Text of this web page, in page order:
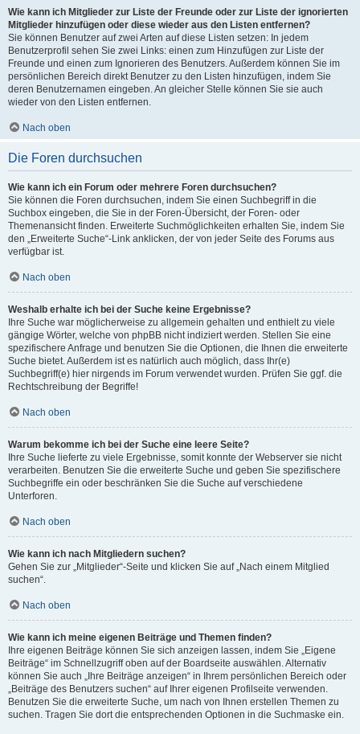
Wie kann ich Mitglieder zur Liste der Freunde oder zur Liste der ignorierten
Mitglieder hinzufügen oder diese wieder aus den Listen entfernen?
Sie können Benutzer auf zwei Arten auf diese Listen setzen: In jedem
Benutzerprofil sehen Sie zwei Links: einen zum Hinzufügen zur Liste der
Freunde und einen zum Ignorieren des Benutzers. Außerdem können Sie im
persönlichen Bereich direkt Benutzer zu den Listen hinzufügen, indem Sie
deren Benutzernamen eingeben. An gleicher Stelle können Sie sie auch
wieder von den Listen entfernen.
Nach oben
Die Foren durchsuchen
Wie kann ich ein Forum oder mehrere Foren durchsuchen?
Sie können die Foren durchsuchen, indem Sie einen Suchbegriff in die
Suchbox eingeben, die Sie in der Foren-Übersicht, der Foren- oder
Themenansicht finden. Erweiterte Suchmöglichkeiten erhalten Sie, indem Sie
den „Erweiterte Suche“-Link anklicken, der von jeder Seite des Forums aus
verfügbar ist.
Nach oben
Weshalb erhalte ich bei der Suche keine Ergebnisse?
Ihre Suche war möglicherweise zu allgemein gehalten und enthielt zu viele
gängige Wörter, welche von phpBB nicht indiziert werden. Stellen Sie eine
spezifischere Anfrage und benutzen Sie die Optionen, die Ihnen die erweiterte
Suche bietet. Außerdem ist es natürlich auch möglich, dass Ihr(e)
Suchbegriff(e) hier nirgends im Forum verwendet wurden. Prüfen Sie ggf. die
Rechtschreibung der Begriffe!
Nach oben
Warum bekomme ich bei der Suche eine leere Seite?
Ihre Suche lieferte zu viele Ergebnisse, somit konnte der Webserver sie nicht
verarbeiten. Benutzen Sie die erweiterte Suche und geben Sie spezifischere
Suchbegriffe ein oder beschränken Sie die Suche auf verschiedene
Unterforen.
Nach oben
Wie kann ich nach Mitgliedern suchen?
Gehen Sie zur „Mitglieder“-Seite und klicken Sie auf „Nach einem Mitglied
suchen“.
Nach oben
Wie kann ich meine eigenen Beiträge und Themen finden?
Ihre eigenen Beiträge können Sie sich anzeigen lassen, indem Sie „Eigene
Beiträge“ im Schnellzugriff oben auf der Boardseite auswählen. Alternativ
können Sie auch „Ihre Beiträge anzeigen“ in Ihrem persönlichen Bereich oder
„Beiträge des Benutzers suchen“ auf Ihrer eigenen Profilseite verwenden.
Benutzen Sie die erweiterte Suche, um nach von Ihnen erstellen Themen zu
suchen. Tragen Sie dort die entsprechenden Optionen in die Suchmaske ein.